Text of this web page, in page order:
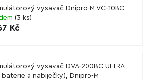
vysavač Dnipro-M VC-10BC
(3 ks)
Kč
vysavač DVA-200BC ULTRA
baterie a nabiječky), Dnipro-M